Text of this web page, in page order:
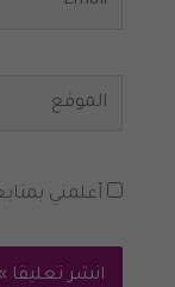
الموقع
أعلمني